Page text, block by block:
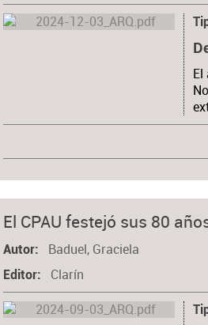
El
El CPAU festejó sus 80
Autor Baduel, Graciela
Editor Clarín